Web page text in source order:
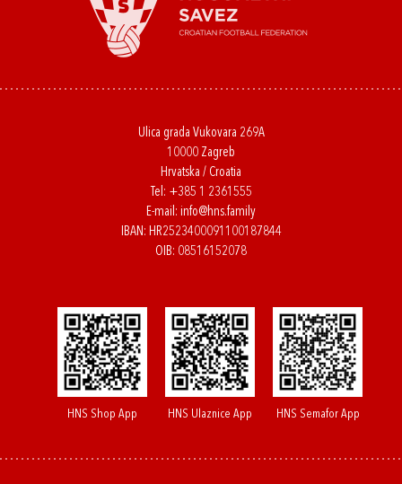
Ulica grada Vukovara 269A
10000 Zagreb
Hrvatska / Croatia
Tel: +385 1 2361555
E-mail: info@hns.family
IBAN: HR2523400091100187844
OIB: 08516152078
HNS Shop App HNS Ulaznice App HNS Semafor App